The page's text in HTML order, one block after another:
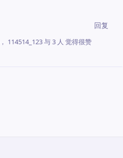
回复
， 114514_123与3 人 觉得很赞